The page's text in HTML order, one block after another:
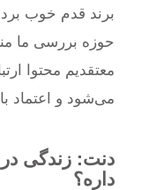
برند قدم خوب
حوزه بررسی ما
معتقدیم محتوا
می‌شود و اعتماد
دنت: زندگی در
داره؟